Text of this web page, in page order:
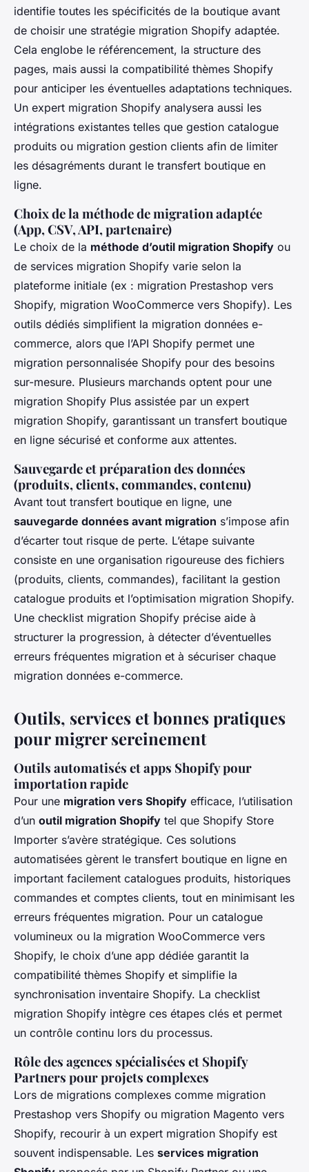
identifie toutes les spécificités de la boutique avant
de choisir une stratégie migration Shopify adaptée.
Cela englobe le référencement, la structure des
pages, mais aussi la compatibilité thèmes Shopify
pour anticiper les éventuelles adaptations techniques.
Un expert migration Shopify analysera aussi les
intégrations existantes telles que gestion catalogue
produits ou migration gestion clients afin de limiter
les désagréments durant le transfert boutique en
ligne.
Choix de la méthode de migration adaptée
(App, CSV, API, partenaire)
Le choix de la méthode d’outil migration Shopify ou
de services migration Shopify varie selon la
plateforme initiale (ex : migration Prestashop vers
Shopify, migration WooCommerce vers Shopify). Les
outils dédiés simplifient la migration données e-
commerce, alors que l’API Shopify permet une
migration personnalisée Shopify pour des besoins
sur-mesure. Plusieurs marchands optent pour une
migration Shopify Plus assistée par un expert
migration Shopify, garantissant un transfert boutique
en ligne sécurisé et conforme aux attentes.
Sauvegarde et préparation des données
(produits, clients, commandes, contenu)
Avant tout transfert boutique en ligne, une
sauvegarde données avant migration s’impose afin
d’écarter tout risque de perte. L’étape suivante
consiste en une organisation rigoureuse des fichiers
(produits, clients, commandes), facilitant la gestion
catalogue produits et l’optimisation migration Shopify.
Une checklist migration Shopify précise aide à
structurer la progression, à détecter d’éventuelles
erreurs fréquentes migration et à sécuriser chaque
migration données e-commerce.
Outils, services et bonnes pratiques
pour migrer sereinement
Outils automatisés et apps Shopify pour
importation rapide
Pour une migration vers Shopify efficace, l’utilisation
d’un outil migration Shopify tel que Shopify Store
Importer s’avère stratégique. Ces solutions
automatisées gèrent le transfert boutique en ligne en
important facilement catalogues produits, historiques
commandes et comptes clients, tout en minimisant les
erreurs fréquentes migration. Pour un catalogue
volumineux ou la migration WooCommerce vers
Shopify, le choix d’une app dédiée garantit la
compatibilité thèmes Shopify et simplifie la
synchronisation inventaire Shopify. La checklist
migration Shopify intègre ces étapes clés et permet
un contrôle continu lors du processus.
Rôle des agences spécialisées et Shopify
Partners pour projets complexes
Lors de migrations complexes comme migration
Prestashop vers Shopify ou migration Magento vers
Shopify, recourir à un expert migration Shopify est
souvent indispensable. Les services migration